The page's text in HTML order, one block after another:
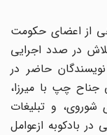
از اعضای حکومت
در صدد اجرایی
حاضر در
چپ با میرزا،
و تبلیغات
بادکوبه ازعوامل